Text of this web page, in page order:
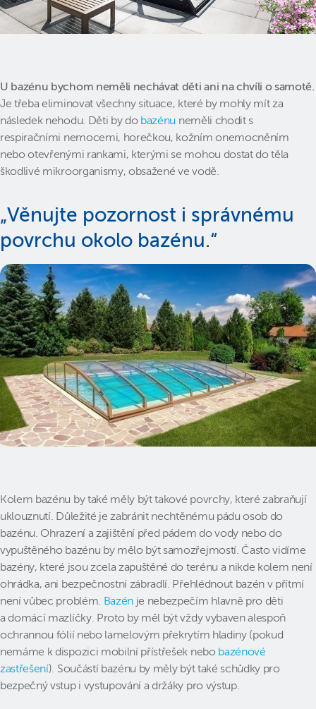
U bazénu bychom neměli nechávat děti ani na chvíli o samotě.
Je třeba eliminovat všechny situace, které by mohly mít za
následek nehodu. Děti by do bazénu neměli chodit s
respiračními nemocemi, horečkou, kožním onemocněním
nebo otevřenými rankami, kterými se mohou dostat do těla
škodlivé mikroorganismy, obsažené ve vodě.
„Věnujte pozornost i správnému
povrchu okolo bazénu.“
Kolem bazénu by také měly být takové povrchy, které zabraňují
uklouznutí. Důležité je zabránit nechtěnému pádu osob do
bazénu. Ohrazení a zajištění před pádem do vody nebo do
vypuštěného bazénu by mělo být samozřejmostí. Často vidíme
bazény, které jsou zcela zapuštěné do terénu a nikde kolem není
ohrádka, ani bezpečnostní zábradlí. Přehlédnout bazén v přítmí
není vůbec problém. Bazén je nebezpečím hlavně pro děti
a domácí mazlíčky. Proto by měl být vždy vybaven alespoň
ochrannou fólií nebo lamelovým překrytím hladiny (pokud
nemáme k dispozici mobilní přístřešek nebo bazénové
zastřešení). Součástí bazénu by měly být také schůdky pro
bezpečný vstup i vystupování a držáky pro výstup.